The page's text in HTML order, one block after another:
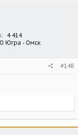
4 414
Югра - Омск
#148